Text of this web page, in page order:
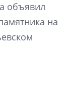
объявил
на